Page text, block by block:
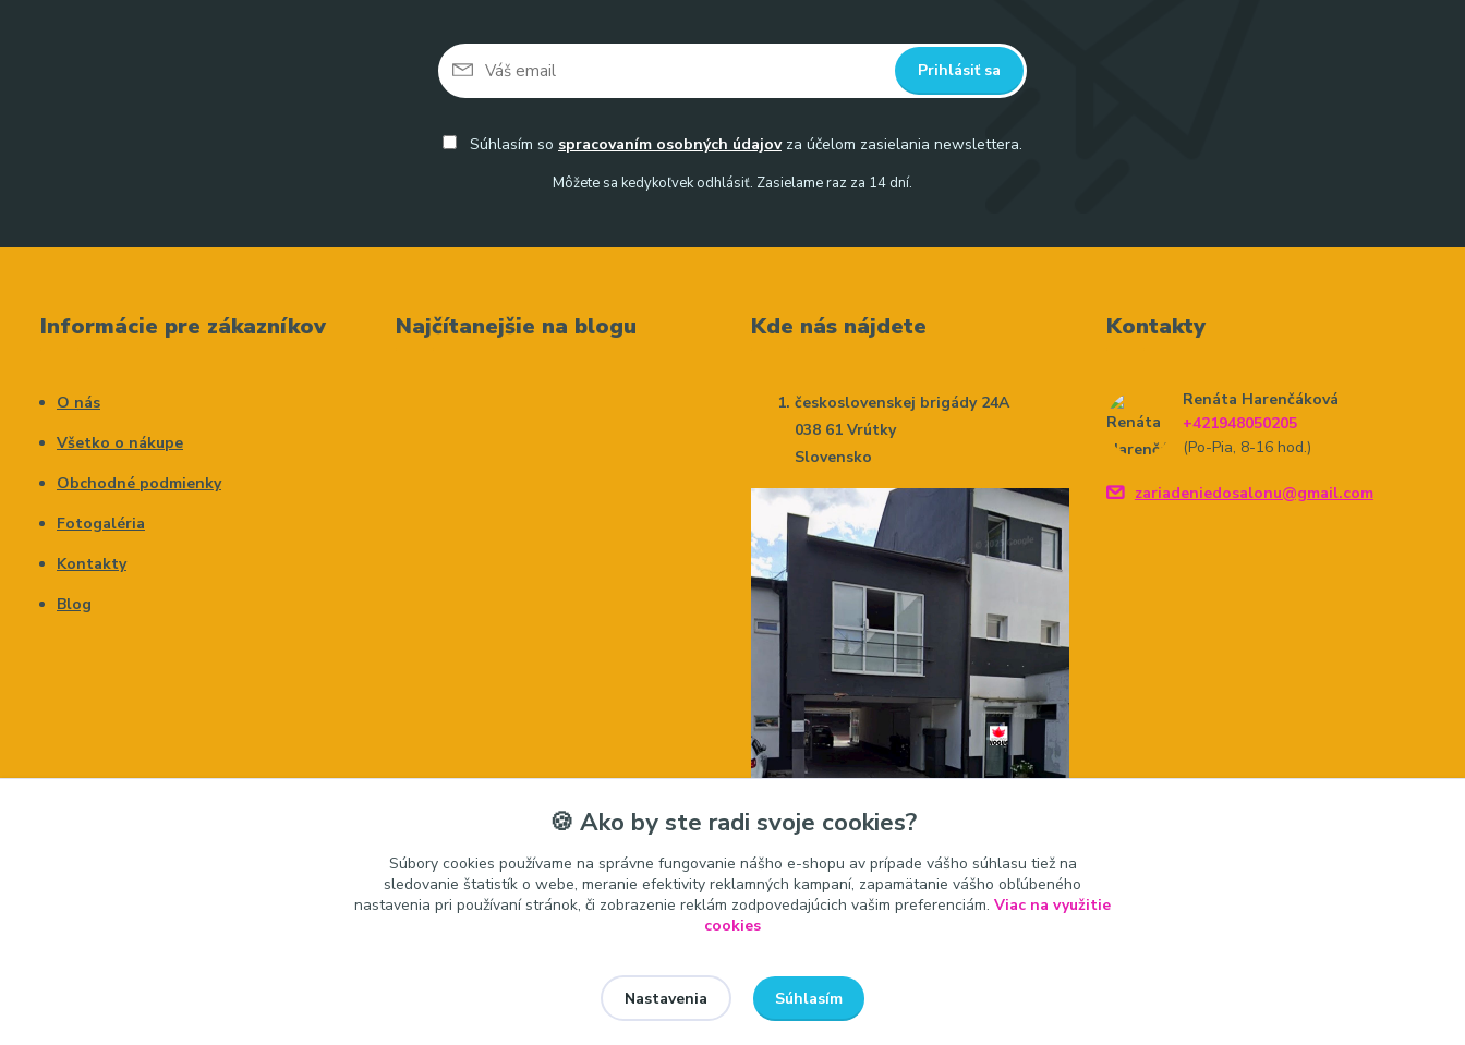
Prihlásiť sa
Súhlasím so spracovaním osobných údajovza účelom zasielania newslettera.
Môžete sa kedykoľvek odhlásiť. Zasielame raz za 14 dní.
Informácie pre zákazníkov
O nás
Všetko o nákupe
Obchodné podmienky
Fotogaléria
Kontakty
Blog
Najčítanejšie na blogu Kde nás nájdete
československej brigády 24A
038 61 Vrútky
Slovensko
Kontakty
Renáta Harenčáková
+421948050205
(Po-Pia, 8-16 hod.)
zariadeniedosalonu@gmail.com
🍪 Ako by ste radi svoje cookies?
Súbory cookies používame na správne fungovanie nášho e-shopu av prípade vášho súhlasu tiež na
sledovanie štatistík o webe, meranie efektivity reklamných kampaní, zapamätanie vášho obľúbeného
nastavenia pri používaní stránok, či zobrazenie reklám zodpovedajúcich vašim preferenciám. Viac na využitie
cookies
Nastavenia Súhlasím